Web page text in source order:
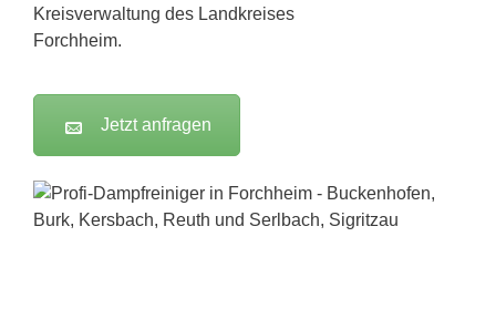
Kreisverwaltung des Landkreises
Forchheim.
Jetzt anfragen